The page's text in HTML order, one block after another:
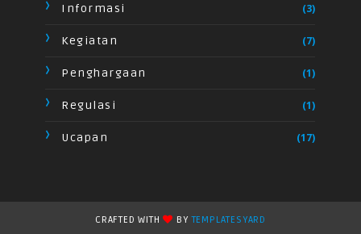
Informasi (3)
Kegiatan (7)
Penghargaan (1)
Regulasi (1)
Ucapan (17)
CRAFTED WITH BYTEMPLATESYARD